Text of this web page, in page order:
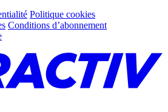
Politique cookies
Conditions d’abonnement